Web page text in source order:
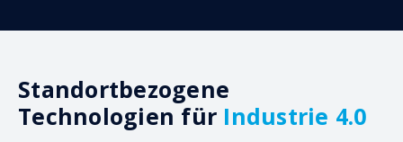
Standortbezogene
Technologien für Industrie 4.0